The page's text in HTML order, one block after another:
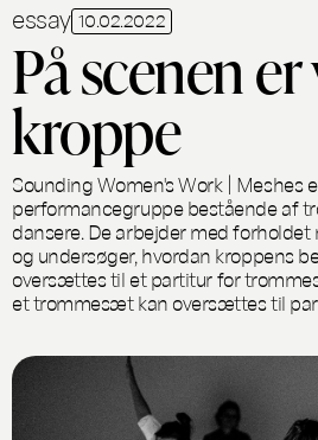
essay 10.02.2022
På scenen
kroppe
Sounding Women's Work | Meshes
performancegruppe bestående af
dansere. De arbejder med forholdet
og undersøger, hvordan kroppens
oversættes til et partitur for
et trommesæt kan oversættes til